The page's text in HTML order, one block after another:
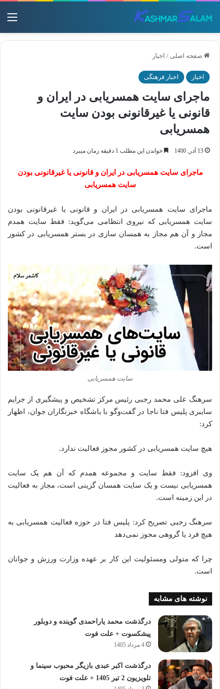
صفحه اصلی / اخبار
اخبار اخبار فرهنگی
ماجرای سایت همسریابی در ایران و
قانونی یا غیرقانونی بودن سایت
همسریابی
13 آذر, 1400 خواندن این مطلب 1 دقیقه زمان میبرد
ماجرای سایت همسریابی در ایران و قانونی یا غیرقانونی بودن
سایت همسریابی
ماجرای سایت همسریابی در ایران و قانونی یا غیرقانونی بودن
سایت همسریابی که نیروی انتظامی می‌گوید: فقط سایت همدم
مجاز و آن هم مجاز به همسان سازی در بستر همسریابی در کشور
است.
سایت همسریابی
سرهنگ علی محمد رجبی رئیس مرکز تشخیص و پیشگیری از جرایم
سایبری پلیس فتا ناجا در گفت‌وگو با باشگاه خبرنگاران جوان، اظهار
کرد:
هیچ سایت همسریابی در کشور مجوز فعالیت ندارد.
وی افزود: فقط سایت و مجموعه همدم که آن هم یک سایت
همسریابی نیست و یک سایت همسان گزینی است، مجاز به فعالیت
در این زمینه است.
سرهنگ رجبی تصریح کرد: پلیس فتا در حوزه فعالیت همسریابی به
هیچ فرد یا گروهی مجوز نمی‌دهد
چرا که متولی ومسئولیت این کار بر عهده وزارت ورزش و جوانان
است.
نوشته های مشابه
درگذشت محمد یاراحمدی گوینده و دوبلور
پیشکسوت + علت فوت
4 مرداد 1405
درگذشت اکبر عبدی بازیگر محبوب سینما و
تلویزیون 2 تیر 1405 + علت فوت